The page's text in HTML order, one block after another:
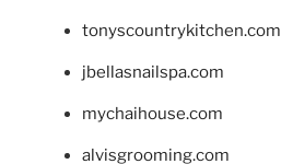
tonyscountrykitchen.com
jbellasnailspa.com
mychaihouse.com
alvisgrooming.com